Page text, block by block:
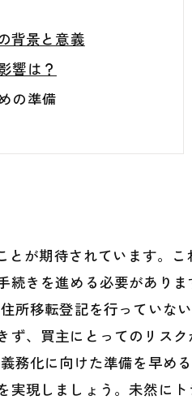
背景と意義
響は？
の準備
書類
その重要性
が期待されています。
きを進める必要があり
所移転登記を行っていな
、買主にとってのリス
務化に向けた準備を早め
現しましょう。未然に